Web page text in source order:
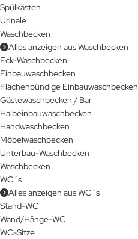
Spülkästen
Urinale
Waschbecken
Alles anzeigen aus Waschbecken
Eck-Waschbecken
Einbauwaschbecken
Flächenbündige Einbauwaschbecken
Gästewaschbecken / Bar
Halbeinbauwaschbecken
Handwaschbecken
Möbelwaschbecken
Unterbau-Waschbecken
Waschbecken
WC´s
Alles anzeigen aus WC´s
Stand-WC
Wand/Hänge-WC
WC-Sitze